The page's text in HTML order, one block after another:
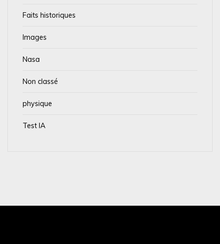
Faits historiques
Images
Nasa
Non classé
physique
Test IA